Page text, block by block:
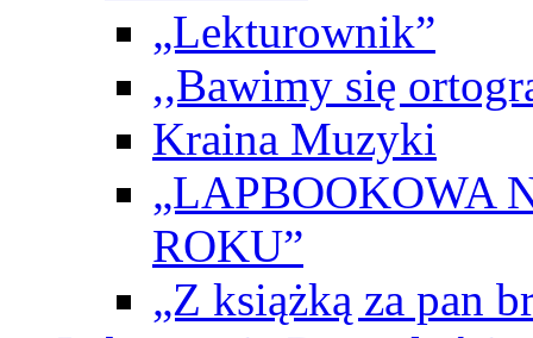
„Lekturownik”
,,Bawimy się
Kraina Muzyki
„LAPBOOKOWA
ROKU”
„Z książką za pan